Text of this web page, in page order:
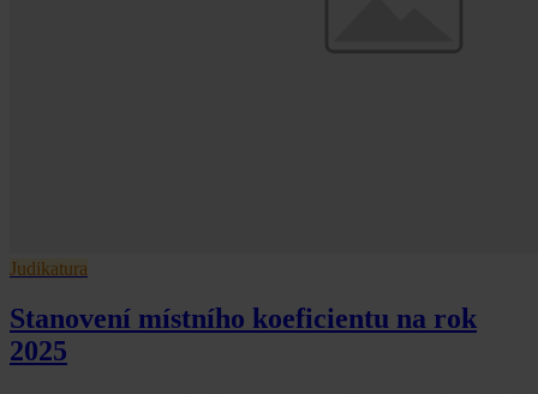
Judikatura
Stanovení místního koeficientu na rok
2025